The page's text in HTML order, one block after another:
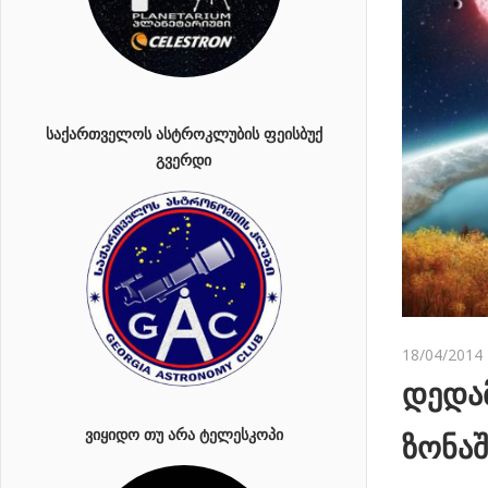
18/04/2014
ᲡᲐᲥᲐᲠᲗᲕᲔᲚᲝᲡ ᲐᲡᲢᲠᲝᲙᲚᲣᲑᲘᲡ ᲤᲔᲘᲡᲑᲣᲥ
ᲒᲕᲔᲠᲓᲘ
ᲕᲘᲧᲘᲓᲝ ᲗᲣ ᲐᲠᲐ ᲢᲔᲚᲔᲡᲙᲝᲞᲘ